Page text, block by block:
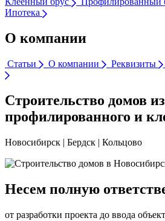
Ипотека
О компании
Статьи О компании Реквизиты
Строительство домов из
профилированного и
Новосибирск | Бердск | Кольцово
Несем полную
от разработки проекта до ввода